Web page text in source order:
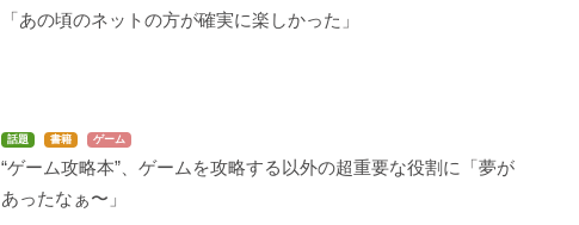
「あの頃のネットの方が確実に楽しかった」
話題 書籍 ゲーム
“ゲーム攻略本”、ゲームを攻略する以外の超重要な役割に「夢が
あったなぁ〜」